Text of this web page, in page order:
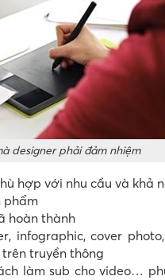
designer phải đảm nhiệm
hợp với nhu cầu và khả
phẩm
hoàn thành
infographic, cover
truyền thông
làm sub cho video…